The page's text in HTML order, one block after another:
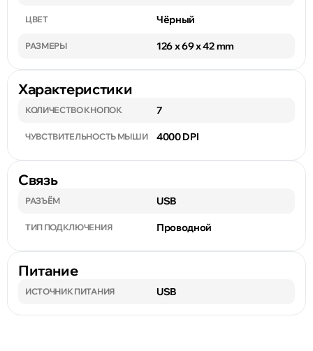
ЦВЕТ Чёрный
РАЗМЕРЫ 126 x 69 x 42 mm
Характеристики
КОЛИЧЕСТВО КНОПОК 7
ЧУВСТВИТЕЛЬНОСТЬ МЫШИ 4000 DPI
Связь
РАЗЪЁМ USB
ТИП ПОДКЛЮЧЕНИЯ Проводной
Питание
ИСТОЧНИК ПИТАНИЯ USB